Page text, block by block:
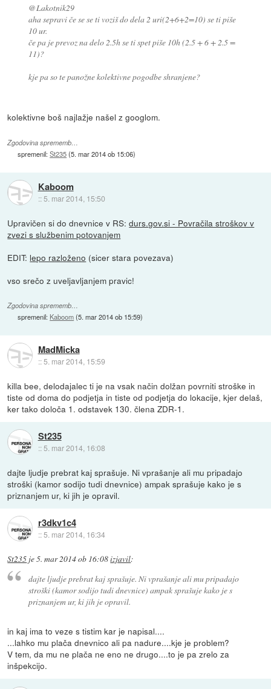
@Lakotnik29
aha sepravi če se se ti voziš do dela 2 uri(2+6+2=10) se ti piše
10 ur.
če pa je prevoz na delo 2.5h se ti spet piše 10h (2.5 + 6 + 2.5 =
11)?
kje pa so te panožne kolektivne pogodbe shranjene?
kolektivne boš najlažje našel z googlom.
Zgodovina sprememb…
spremenil:St235(5. mar 2014 ob 15:06)
Kaboom
:: 5. mar 2014, 15:50
Upravičen si do dnevnice v RS:durs.gov.si - Povračila stroškov v
zvezi s službenim potovanjem
EDIT: lepo razloženo (sicer stara povezava)
vso srečo z uveljavljanjem pravic!
Zgodovina sprememb…
spremenil: Kaboom(5. mar 2014 ob 15:59)
MadMicka
::5. mar 2014, 15:59
killa bee, delodajalec ti je na vsak način dolžan povrniti stroške in
tiste od doma do podjetja in tiste od podjetja do lokacije, kjer delaš,
ker tako določa 1. odstavek 130. člena ZDR-1.
St235
:: 5. mar 2014, 16:08
dajte ljudje prebrat kaj sprašuje. Ni vprašanje ali mu pripadajo
stroški (kamor sodijo tudi dnevnice) ampak sprašuje kako je s
priznanjem ur, ki jih je opravil.
r3dkv1c4
::5. mar 2014, 16:34
St235 je5. mar 2014 ob 16:08izjavil:
dajte ljudje prebrat kaj sprašuje. Ni vprašanje ali mu pripadajo
stroški (kamor sodijo tudi dnevnice) ampak sprašuje kako je s
priznanjem ur, ki jih je opravil.
in kaj ima to veze s tistim kar je napisal....
...lahko mu plača dnevnico ali pa nadure....kje je problem?
V tem, da mu ne plača ne eno ne drugo....to je pa zrelo za
inšpekcijo.